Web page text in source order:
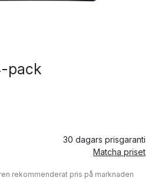
pack
30 dagars prisgaranti
Matcha priset
rekommenderat pris på marknaden